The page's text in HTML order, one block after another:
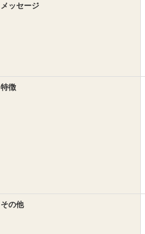
メッセージ
特徴
その他